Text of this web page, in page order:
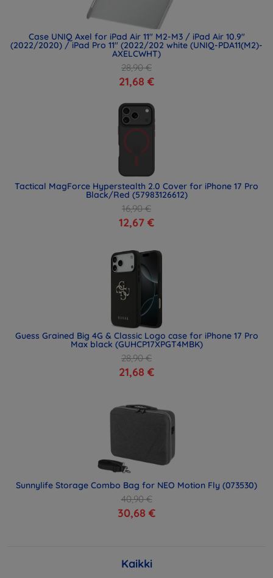
Case UNIQ Axel for iPad Air 11" M2-M3 / iPad Air 10.9"
(2022/2020) / iPad Pro 11" (2022/202 white (UNIQ-PDA11(M2)-
AXELCWHT)
28,90 €
21,68 €
Tactical MagForce Hyperstealth 2.0 Cover for iPhone 17 Pro
Black/Red (57983126612)
16,90 €
12,67 €
Guess Grained Big 4G & Classic Logo case for iPhone 17 Pro
Max black (GUHCP17XPGT4MBK)
28,90 €
21,68 €
Sunnylife Storage Combo Bag for NEO Motion Fly (073530)
40,90 €
30,68 €
Kaikki